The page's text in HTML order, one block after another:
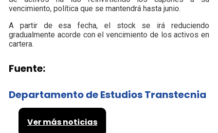
vencimiento, política que se mantendrá hasta junio.
A partir de esa fecha, el stock se irá reduciendo
gradualmente acorde con el vencimiento de los activos en
cartera.
Fuente:
Departamento de Estudios Transtecnia
Ver más noticias